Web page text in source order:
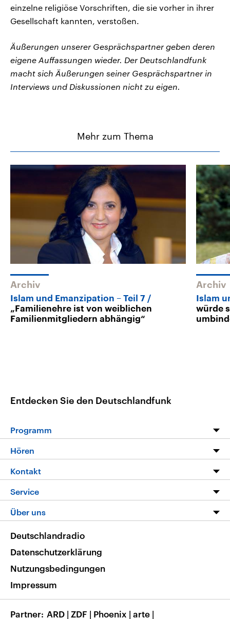
einzelne religiöse Vorschriften, die sie vorher in ihrer
Gesellschaft kannten, verstoßen.
Äußerungen unserer Gesprächspartner geben deren
eigene Auffassungen wieder. Der Deutschlandfunk
macht sich Äußerungen seiner Gesprächspartner in
Interviews und Diskussionen nicht zu eigen.
Mehr zum Thema
Archiv
Islam und Emanzipation – Teil 7
„Familienehre ist von weiblichen
Familienmitgliedern abhängig“
Archiv
Islam
würde
Entdecken Sie den Deutschlandfunk
Programm
Programm
Die Nachrichten
Nachrichtenleicht
Neue Beiträge auf dlf.de
Hören
Livestream
Podcasts
Deutschlandfunk App
Nachrichten App
Frequenzen
Kontakt
Hörerservice
Service
FAQ
Veranstaltungen
Musikliste
RSS
Über uns
Barrierefreiheit
Deutschlandradio
Datenschutzerklärung
Nutzungsbedingungen
Impressum
Partner ARD | ZDF | Phoenix | arte |